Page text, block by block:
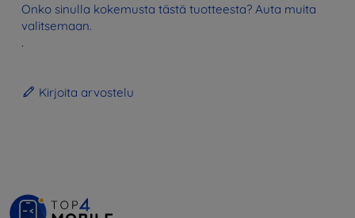
Onko sinulla kokemusta tästä tuotteesta? Auta muita
valitsemaan.
.
Kirjoita arvostelu